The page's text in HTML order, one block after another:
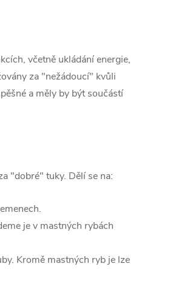
včetně ukládání energie,
za "nežádoucí" kvůli
a měly by být součástí
"dobré" tuky. Dělí se na:
je v mastných rybách
Kromě mastných ryb je lze